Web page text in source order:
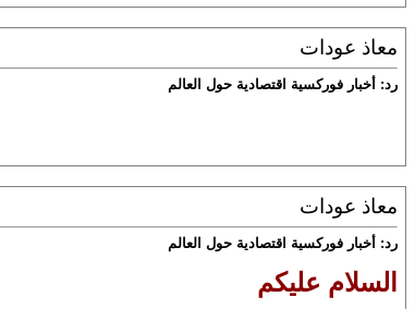
معاذ عودات
رد: أخبار فوركسية اقتصادية حول العالم
معاذ عودات
رد: أخبار فوركسية اقتصادية حول العالم
السلام عليكم